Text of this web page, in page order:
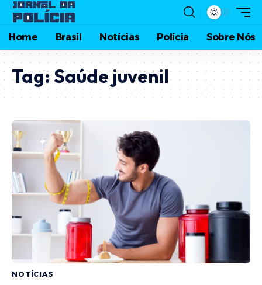
Home Brasil Notícias Polícia Sobre Nós
Tag: Saúde juvenil
NOTÍCIAS